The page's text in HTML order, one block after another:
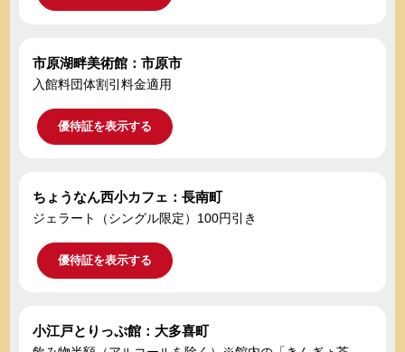
市原湖畔美術館：市原市
入館料団体割引料金適用
優待証を表示する
ちょうなん西小カフェ：長南町
ジェラート（シングル限定）100円引き
優待証を表示する
小江戸とりっぷ館：大多喜町